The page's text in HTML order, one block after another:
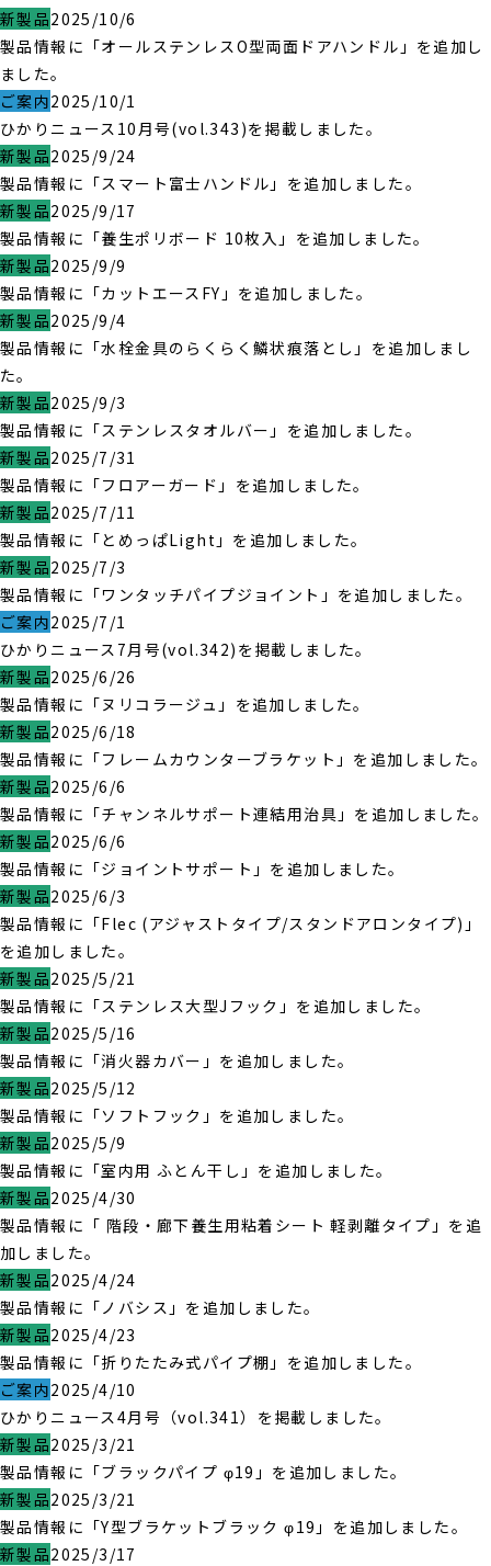
新製品2025/10/6
製品情報に「オールステンレスO型両面ドアハンドル」を追加し
ました。
ご案内2025/10/1
ひかりニュース10月号(vol.343)を掲載しました。
新製品2025/9/24
製品情報に「スマート富士ハンドル」を追加しました。
新製品2025/9/17
製品情報に「養生ポリボード 10枚入」を追加しました。
新製品2025/9/9
製品情報に「カットエースFY」を追加しました。
新製品2025/9/4
製品情報に「水栓金具のらくらく鱗状痕落とし」を追加しまし
た。
新製品2025/9/3
製品情報に「ステンレスタオルバー」を追加しました。
新製品2025/7/31
製品情報に「フロアーガード」を追加しました。
新製品2025/7/11
製品情報に「とめっぱLight」を追加しました。
新製品2025/7/3
製品情報に「ワンタッチパイプジョイント」を追加しました。
ご案内2025/7/1
ひかりニュース7月号(vol.342)を掲載しました。
新製品2025/6/26
製品情報に「ヌリコラージュ」を追加しました。
新製品2025/6/18
製品情報に「フレームカウンターブラケット」を追加しました。
新製品2025/6/6
製品情報に「チャンネルサポート連結用治具」を追加しました。
新製品2025/6/6
製品情報に「ジョイントサポート」を追加しました。
新製品2025/6/3
製品情報に「Flec (アジャストタイプ/スタンドアロンタイプ)」
を追加しました。
新製品2025/5/21
製品情報に「ステンレス大型Jフック」を追加しました。
新製品2025/5/16
製品情報に「消火器カバー」を追加しました。
新製品2025/5/12
製品情報に「ソフトフック」を追加しました。
新製品2025/5/9
製品情報に「室内用 ふとん干し」を追加しました。
新製品2025/4/30
製品情報に「 階段・廊下養生用粘着シート 軽剥離タイプ」を追
加しました。
新製品2025/4/24
製品情報に「ノバシス」を追加しました。
新製品2025/4/23
製品情報に「折りたたみ式パイプ棚」を追加しました。
ご案内2025/4/10
ひかりニュース4月号（vol.341）を掲載しました。
新製品2025/3/21
製品情報に「ブラックパイプ φ19」を追加しました。
新製品2025/3/21
製品情報に「Y型ブラケットブラック φ19」を追加しました。
新製品2025/3/17